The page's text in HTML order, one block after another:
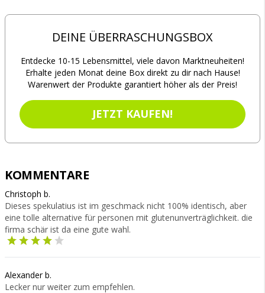
DEINE ÜBERRASCHUNGSBOX
Entdecke 10-15 Lebensmittel, viele davon Marktneuheiten!
Erhalte jeden Monat deine Box direkt zu dir nach Hause!
Warenwert der Produkte garantiert höher als der Preis!
JETZT KAUFEN!
KOMMENTARE
Christoph b.
Dieses spekulatius ist im geschmack nicht 100% identisch, aber
eine tolle alternative für personen mit glutenunverträglichkeit. die
firma schär ist da eine gute wahl.
Alexander b.
Lecker nur weiter zum empfehlen.